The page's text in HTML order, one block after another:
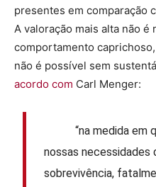
presentes em comparação
A valoração mais alta não é
comportamento
não é possível sem
acordo com Carl Menger:
“na medida em
nossas necessidades
sobrevivência,